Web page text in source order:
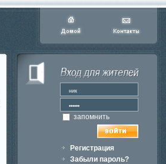
запомнить
Регистрация
Забыли пароль?